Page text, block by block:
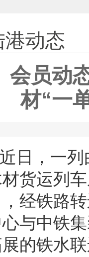
保区换装库项目赋能
列开行破千列
集结中心全力构建汽车
业投资发展有限责任
与物流枢纽发展会议上
港动态
会员动
材“一
近日，一
货运列
经铁路
与中铁
的铁水